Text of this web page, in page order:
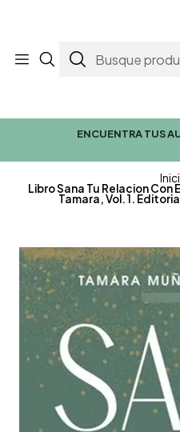
ENCUENTRA TUS
Libro Sana Tu Relacion Con
Tamara, Vol. 1.